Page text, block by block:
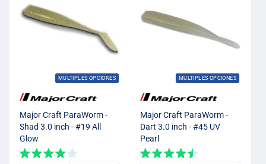
MULTIPLES OPCIONES
Major Craft ParaWorm -
Shad 3.0 inch - #19 All
Glow
MULTIPLES OPCIONES
Major Craft ParaWorm -
Dart 3.0 inch - #45 UV
Pearl